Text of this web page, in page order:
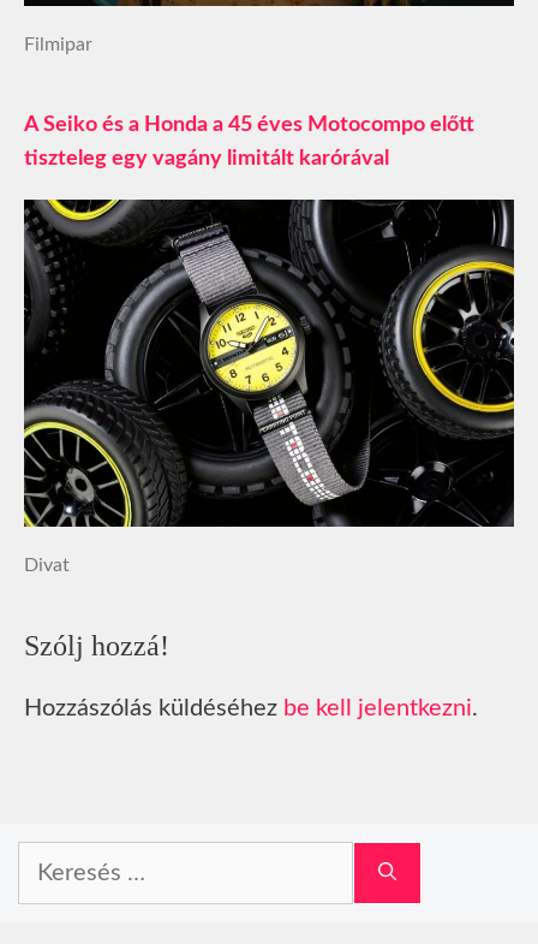
Filmipar
A Seiko és a Honda a 45 éves Motocompo előtt
tiszteleg egy vagány limitált karórával
Divat
Szólj hozzá!
Hozzászólás küldéséhez be kell jelentkezni.